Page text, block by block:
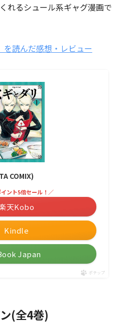
れるシュール系ギャグ漫画で
を読んだ感想・レビュー
COMIX)
Kindle
ント5倍セール！／
天Kobo
Japan
ポチップ
(全4巻)